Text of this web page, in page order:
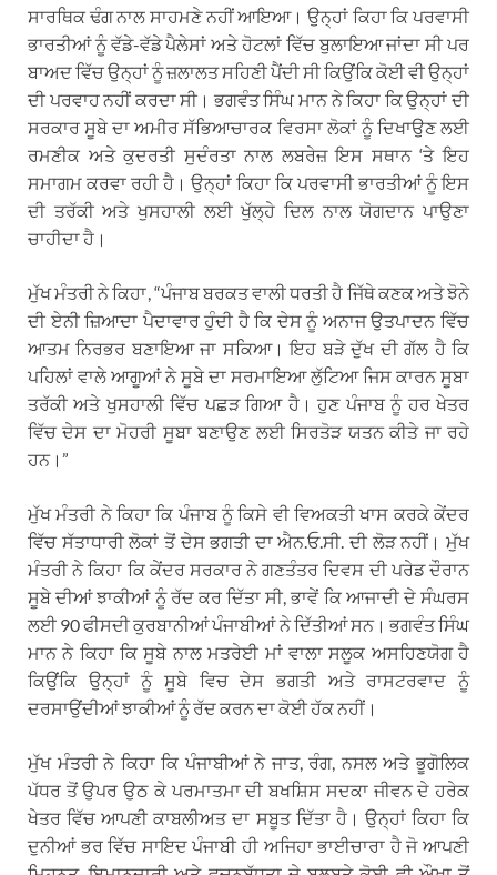
ਸਾਰਥਿਕ ਢੰਗ ਨਾਲ ਸਾਹਮਣੇ ਨਹੀਂ ਆਇਆ। ਉਨ੍ਹਾਂ ਕਿਹਾ ਕਿ ਪਰਵਾਸੀ
ਭਾਰਤੀਆਂ ਨੂੰ ਵੱਡੇ-ਵੱਡੇ ਪੈਲੇਸਾਂ ਅਤੇ ਹੋਟਲਾਂ ਵਿੱਚ ਬੁਲਾਇਆ ਜਾਂਦਾ ਸੀ ਪਰ
ਬਾਅਦ ਵਿੱਚ ਉਨ੍ਹਾਂ ਨੂੰ ਜ਼ਲਾਲਤ ਸਹਿਣੀ ਪੈਂਦੀ ਸੀ ਕਿਉਂਕਿ ਕੋਈ ਵੀ ਉਨ੍ਹਾਂ
ਦੀ ਪਰਵਾਹ ਨਹੀਂ ਕਰਦਾ ਸੀ। ਭਗਵੰਤ ਸਿੰਘ ਮਾਨ ਨੇ ਕਿਹਾ ਕਿ ਉਨ੍ਹਾਂ ਦੀ
ਸਰਕਾਰ ਸੂਬੇ ਦਾ ਅਮੀਰ ਸੱਭਿਆਚਾਰਕ ਵਿਰਸਾ ਲੋਕਾਂ ਨੂੰ ਦਿਖਾਉਣ ਲਈ
ਰਮਣੀਕ ਅਤੇ ਕੁਦਰਤੀ ਸੁਦੰਰਤਾ ਨਾਲ ਲਬਰੇਜ਼ ਇਸ ਸਥਾਨ ‘ਤੇ ਇਹ
ਸਮਾਗਮ ਕਰਵਾ ਰਹੀ ਹੈ। ਉਨ੍ਹਾਂ ਕਿਹਾ ਕਿ ਪਰਵਾਸੀ ਭਾਰਤੀਆਂ ਨੂੰ ਇਸ
ਦੀ ਤਰੱਕੀ ਅਤੇ ਖੁਸਹਾਲੀ ਲਈ ਖੁੱਲ੍ਹੇ ਦਿਲ ਨਾਲ ਯੋਗਦਾਨ ਪਾਉਣਾ
ਚਾਹੀਦਾ ਹੈ।
ਮੁੱਖ ਮੰਤਰੀ ਨੇ ਕਿਹਾ, “ਪੰਜਾਬ ਬਰਕਤ ਵਾਲੀ ਧਰਤੀ ਹੈ ਜਿੱਥੇ ਕਣਕ ਅਤੇ ਝੋਨੇ
ਦੀ ਏਨੀ ਜ਼ਿਆਦਾ ਪੈਦਾਵਾਰ ਹੁੰਦੀ ਹੈ ਕਿ ਦੇਸ ਨੂੰ ਅਨਾਜ ਉਤਪਾਦਨ ਵਿੱਚ
ਆਤਮ ਨਿਰਭਰ ਬਣਾਇਆ ਜਾ ਸਕਿਆ। ਇਹ ਬੜੇ ਦੁੱਖ ਦੀ ਗੱਲ ਹੈ ਕਿ
ਪਹਿਲਾਂ ਵਾਲੇ ਆਗੂਆਂ ਨੇ ਸੂਬੇ ਦਾ ਸਰਮਾਇਆ ਲੁੱਟਿਆ ਜਿਸ ਕਾਰਨ ਸੂਬਾ
ਤਰੱਕੀ ਅਤੇ ਖੁਸਹਾਲੀ ਵਿੱਚ ਪਛੜ ਗਿਆ ਹੈ। ਹੁਣ ਪੰਜਾਬ ਨੂੰ ਹਰ ਖੇਤਰ
ਵਿੱਚ ਦੇਸ ਦਾ ਮੋਹਰੀ ਸੂਬਾ ਬਣਾਉਣ ਲਈ ਸਿਰਤੋੜ ਯਤਨ ਕੀਤੇ ਜਾ ਰਹੇ
ਹਨ।”
ਮੁੱਖ ਮੰਤਰੀ ਨੇ ਕਿਹਾ ਕਿ ਪੰਜਾਬ ਨੂੰ ਕਿਸੇ ਵੀ ਵਿਅਕਤੀ ਖਾਸ ਕਰਕੇ ਕੇਂਦਰ
ਵਿੱਚ ਸੱਤਾਧਾਰੀ ਲੋਕਾਂ ਤੋਂ ਦੇਸ ਭਗਤੀ ਦਾ ਐਨ.ਓ.ਸੀ. ਦੀ ਲੋੜ ਨਹੀਂ। ਮੁੱਖ
ਮੰਤਰੀ ਨੇ ਕਿਹਾ ਕਿ ਕੇਂਦਰ ਸਰਕਾਰ ਨੇ ਗਣਤੰਤਰ ਦਿਵਸ ਦੀ ਪਰੇਡ ਦੌਰਾਨ
ਸੂਬੇ ਦੀਆਂ ਝਾਕੀਆਂ ਨੂੰ ਰੱਦ ਕਰ ਦਿੱਤਾ ਸੀ, ਭਾਵੇਂ ਕਿ ਆਜਾਦੀ ਦੇ ਸੰਘਰਸ
ਲਈ 90 ਫੀਸਦੀ ਕੁਰਬਾਨੀਆਂ ਪੰਜਾਬੀਆਂ ਨੇ ਦਿੱਤੀਆਂ ਸਨ। ਭਗਵੰਤ ਸਿੰਘ
ਮਾਨ ਨੇ ਕਿਹਾ ਕਿ ਸੂਬੇ ਨਾਲ ਮਤਰੇਈ ਮਾਂ ਵਾਲਾ ਸਲੂਕ ਅਸਹਿਣਯੋਗ ਹੈ
ਕਿਉਂਕਿ ਉਨ੍ਹਾਂ ਨੂੰ ਸੂਬੇ ਵਿਚ ਦੇਸ ਭਗਤੀ ਅਤੇ ਰਾਸਟਰਵਾਦ ਨੂੰ
ਦਰਸਾਉਂਦੀਆਂ ਝਾਕੀਆਂ ਨੂੰ ਰੱਦ ਕਰਨ ਦਾ ਕੋਈ ਹੱਕ ਨਹੀਂ।
ਮੁੱਖ ਮੰਤਰੀ ਨੇ ਕਿਹਾ ਕਿ ਪੰਜਾਬੀਆਂ ਨੇ ਜਾਤ, ਰੰਗ, ਨਸਲ ਅਤੇ ਭੂਗੋਲਿਕ
ਪੱਧਰ ਤੋਂ ਉਪਰ ਉਠ ਕੇ ਪਰਮਾਤਮਾ ਦੀ ਬਖਸ਼ਿਸ ਸਦਕਾ ਜੀਵਨ ਦੇ ਹਰੇਕ
ਖੇਤਰ ਵਿੱਚ ਆਪਣੀ ਕਾਬਲੀਅਤ ਦਾ ਸਬੂਤ ਦਿੱਤਾ ਹੈ। ਉਨ੍ਹਾਂ ਕਿਹਾ ਕਿ
ਦੁਨੀਆਂ ਭਰ ਵਿੱਚ ਸਾਇਦ ਪੰਜਾਬੀ ਹੀ ਅਜਿਹਾ ਭਾਈਚਾਰਾ ਹੈ ਜੋ ਆਪਣੀ